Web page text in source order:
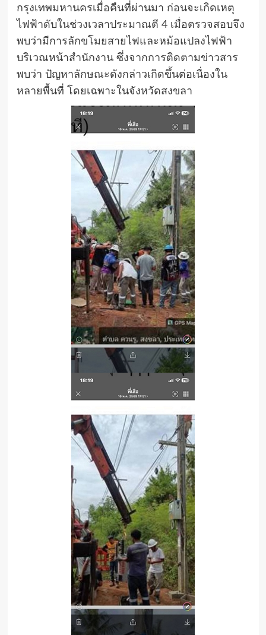
กรุงเทพมหานครเมื่อคืนที่ผ่านมา ก่อนจะเกิดเหตุ
ไฟฟ้าดับในช่วงเวลาประมาณตี 4 เมื่อตรวจสอบจึง
พบว่ามีการลักขโมยสายไฟและหม้อแปลงไฟฟ้า
บริเวณหน้าสำนักงาน ซึ่งจากการติดตามข่าวสาร
พบว่า ปัญหาลักษณะดังกล่าวเกิดขึ้นต่อเนื่องใน
หลายพื้นที่ โดยเฉพาะในจังหวัดสงขลา